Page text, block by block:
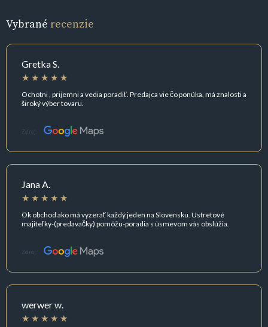
Vybrané recenzie
Gretka S.
Ochotni , prijemni a vedia poradiť. Predajca vie čo ponúka, má znalosti a
široký výber tovaru.
Zdroj:
Jana A.
Ok obchod ako má vyzerať každý jeden na Slovensku. Ustretové
majiteľky-(predavačky) pomôžu-poradia s ùsmevom vás obslúžia.
Zdroj:
werwer w.